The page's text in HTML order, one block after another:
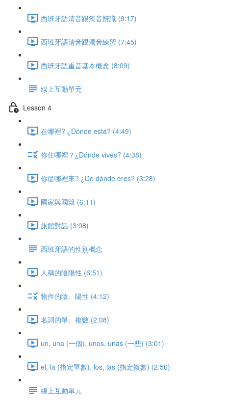
西班牙語清音跟濁音辨識 (9:17)
西班牙語清音跟濁音練習 (7:45)
西班牙語重音基本概念 (8:09)
線上互動單元
Lesson 4
在哪裡? ¿Dónde está? (4:49)
你住哪裡？¿Dónde vives? (4:38)
你從哪裡來? ¿De dónde eres? (3:28)
國家與國籍 (6:11)
旅館對話 (3:08)
西班牙語的性別概念
人稱的陰陽性 (6:51)
物件的陰、陽性 (4:12)
名詞的單、複數 (2:08)
un, una (一個), unos, unas (一些) (3:01)
el, la (指定單數), los, las (指定複數) (2:56)
線上互動單元